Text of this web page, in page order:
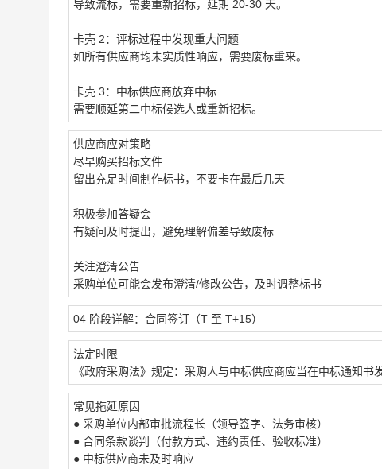
导致流标，需要重新招标，延期 20-30 天。
卡壳 2：评标过程中发现重大问题
如所有供应商均未实质性响应，需要废标重来。
卡壳 3：中标供应商放弃中标
需要顺延第二中标候选人或重新招标。
供应商应对策略
尽早购买招标文件
留出充足时间制作标书，不要卡在最后几天
积极参加答疑会
有疑问及时提出，避免理解偏差导致废标
关注澄清公告
采购单位可能会发布澄清/修改公告，及时调整标书
04 阶段详解：合同签订（T 至 T+15）
法定时限
《政府采购法》规定：采购人与中标供应商应当在中标通知书
常见拖延原因
● 采购单位内部审批流程长（领导签字、法务审核）
● 合同条款谈判（付款方式、违约责任、验收标准）
● 中标供应商未及时响应